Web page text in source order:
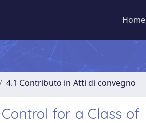
Home
4.1 Contributo in Atti di convegno
for a Class of